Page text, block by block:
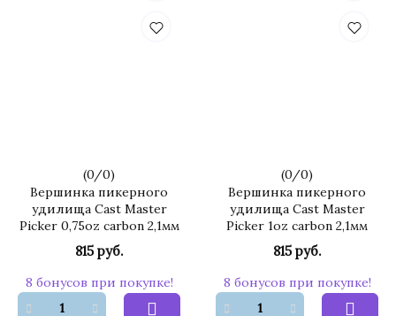
(0/0)
Вершинка пикерного
удилища Cast Master
Picker 0,75oz carbon 2,1мм
815 руб.
8 бонусов при покупке!
(0/0)
Вершинка пикерного
удилища Cast Master
Picker 1oz carbon 2,1мм
815 руб.
8 бонусов при покупке!